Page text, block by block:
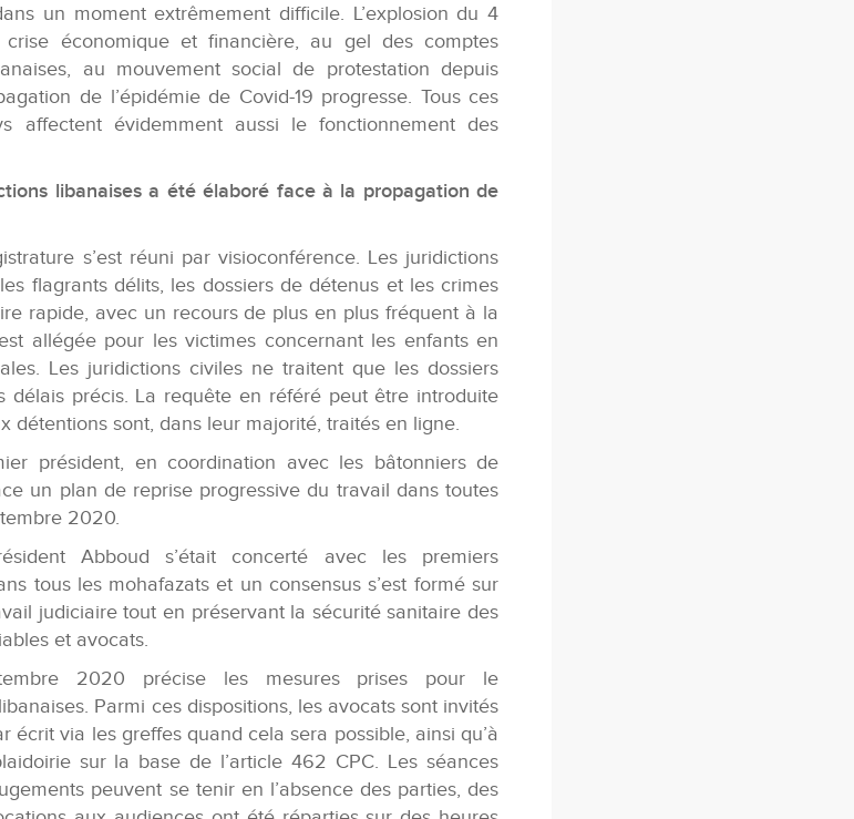
un moment extrêmement difficile. L’explosion du 4
économique et financière, au gel des comptes
au mouvement social de protestation depuis
de l’épidémie de Covid-19 progresse. Tous ces
affectent évidemment aussi le fonctionnement des
libanaises a été élaboré face à la propagation de
s’est réuni par visioconférence. Les juridictions
flagrants délits, les dossiers de détenus et les crimes
rapide, avec un recours de plus en plus fréquent à la
allégée pour les victimes concernant les enfants en
Les juridictions civiles ne traitent que les dossiers
délais précis. La requête en référé peut être introduite
détentions sont, dans leur majorité, traités en ligne.
président, en coordination avec les bâtonniers de
un plan de reprise progressive du travail dans toutes
2020.
Abboud s’était concerté avec les premiers
tous les mohafazats et un consensus s’est formé sur
judiciaire tout en préservant la sécurité sanitaire des
et avocats.
2020 précise les mesures prises pour le
Parmi ces dispositions, les avocats sont invités
écrit via les greffes quand cela sera possible, ainsi qu’à
sur la base de l’article 462 CPC. Les séances
peuvent se tenir en l’absence des parties, des